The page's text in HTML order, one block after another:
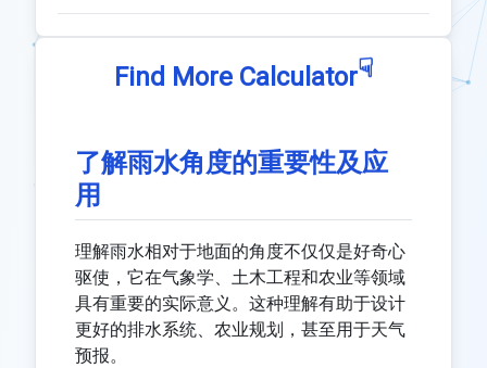
Find More Calculator☟
了解雨水角度的重要性及应
用
理解雨水相对于地面的角度不仅仅是好奇心
驱使，它在气象学、土木工程和农业等领域
具有重要的实际意义。这种理解有助于设计
更好的排水系统、农业规划，甚至用于天气
预报。